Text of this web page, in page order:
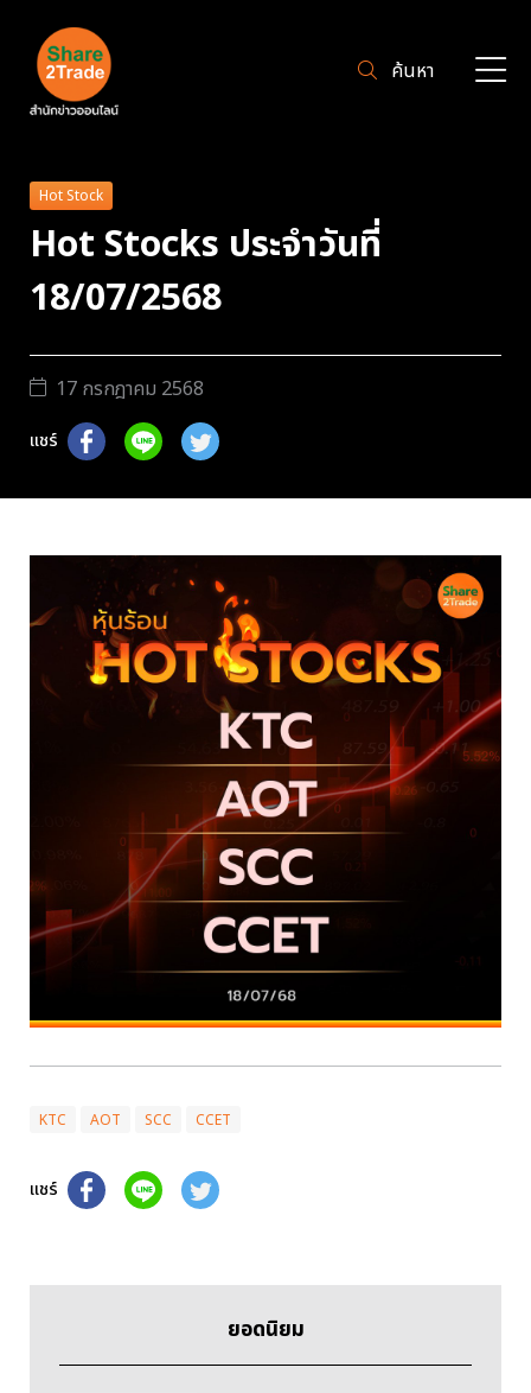
ค้นหา
Hot Stock
Hot Stocks ประจำวันที่
18/07/2568
17 กรกฎาคม 2568
แชร์
KTC AOT SCC CCET
แชร์
ยอดนิยม